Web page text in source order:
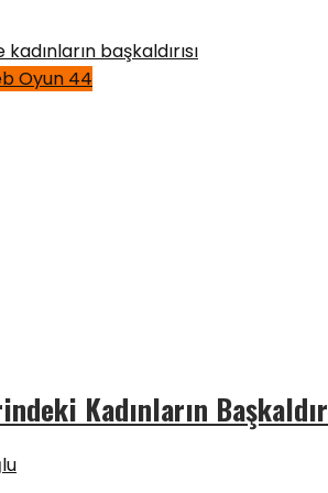
Oyun 44
Kadınların